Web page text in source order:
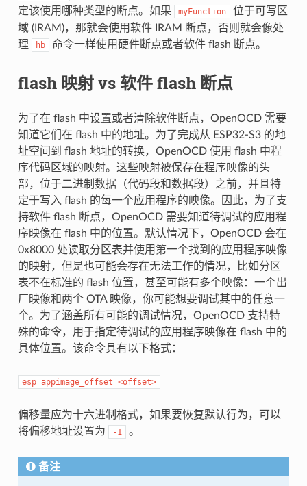
定该使用哪种类型的断点。如果
myFunction
位于可写区
域 (IRAM)，那就会使用软件 IRAM 断点，否则就会像处
理
hb 命令一样使用硬件断点或者软件 flash 断点。
flash 映射 vs 软件 flash 断点
为了在 flash 中设置或者清除软件断点，OpenOCD 需要
知道它们在 flash 中的地址。为了完成从 ESP32-S3 的地
址空间到 flash 地址的转换，OpenOCD 使用 flash 中程
序代码区域的映射。这些映射被保存在程序映像的头
部，位于二进制数据（代码段和数据段）之前，并且特
定于写入 flash 的每一个应用程序的映像。因此，为了支
持软件 flash 断点，OpenOCD 需要知道待调试的应用程
序映像在 flash 中的位置。默认情况下，OpenOCD 会在
0x8000 处读取分区表并使用第一个找到的应用程序映像
的映射，但是也可能会存在无法工作的情况，比如分区
表不在标准的 flash 位置，甚至可能有多个映像：一个出
厂映像和两个 OTA 映像，你可能想要调试其中的任意一
个。为了涵盖所有可能的调试情况，OpenOCD 支持特
殊的命令，用于指定待调试的应用程序映像在 flash 中的
具体位置。该命令具有以下格式：
esp appimage_offset <offset>
偏移量应为十六进制格式，如果要恢复默认行为，可以
将偏移地址设置为
-1 。
备注